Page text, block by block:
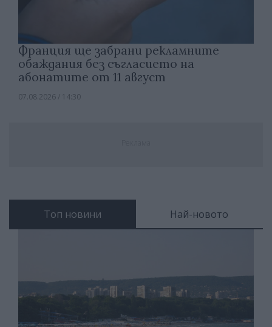
Франция ще забрани рекламните
обаждания без съгласието на
абонатите от 11 август
07.08.2026 / 14:30
Топ новини Най-новото